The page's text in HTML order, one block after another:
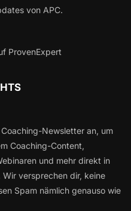
von APC.
ProvenExpert
Newsletter an, um
Coaching-Content,
und mehr direkt in
versprechen dir, keine
Spam nämlich genauso wie